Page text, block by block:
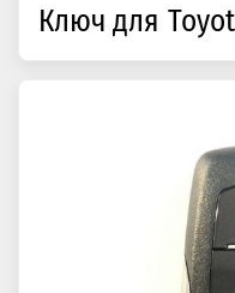
Ключ для